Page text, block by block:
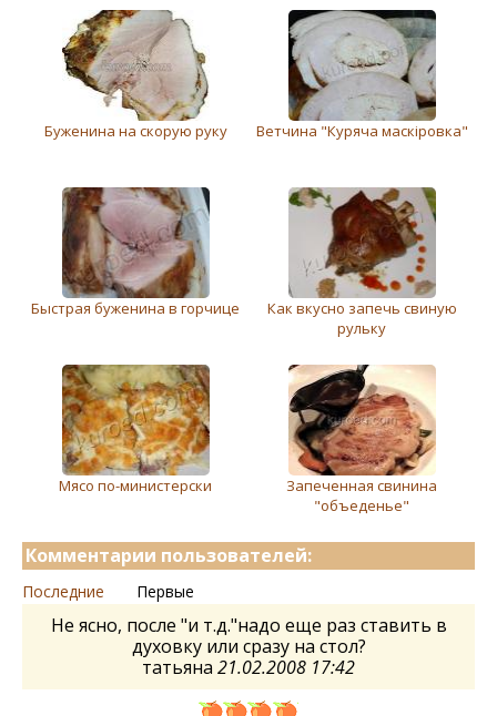
Буженина на скорую руку Ветчина "Куряча маскіровка"
Быстрая буженина в горчице
Как вкусно запечь свиную
рульку
Мясо по-министерски
Запеченная свинина
"объеденье"
Комментарии пользователей:
Последние Первые
Не ясно, после "и т.д."надо еще раз ставить в
духовку или сразу на стол?
татьяна 21.02.2008 17:42